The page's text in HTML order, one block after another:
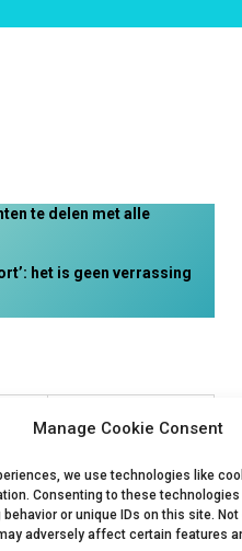
Manage Cookie Consent
we use technologies like
Consenting to these
or unique IDs on this site.
adversely affect certain features
te delen met alle
het is geen verrassing
Download